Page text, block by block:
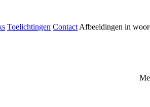
Toelichtingen Contact Afbeeldingen in